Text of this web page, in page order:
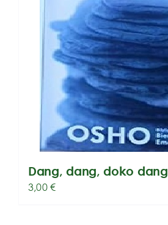
Dang, dang, doko dang
3,00€